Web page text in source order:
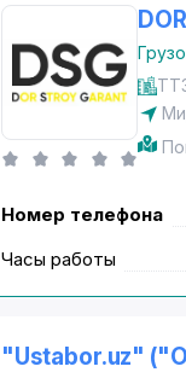
Номер телефона
Часы работы
"Ustabor.uz"